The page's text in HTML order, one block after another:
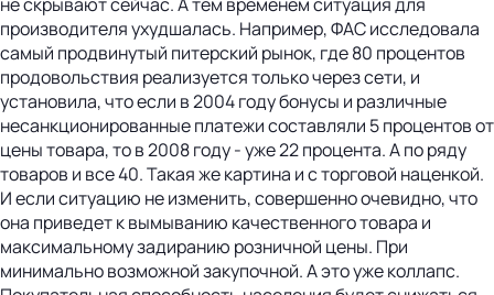
производителя ухудшалась. Например, ФАС исследовала
самый продвинутый питерский рынок, где 80 процентов
продовольствия реализуется только через сети, и
установила, что если в 2004 году бонусы и различные
несанкционированные платежи составляли 5 процентов от
цены товара, то в 2008 году - уже 22 процента. А по ряду
товаров и все 40. Такая же картина и с торговой наценкой.
И если ситуацию не изменить, совершенно очевидно, что
она приведет к вымыванию качественного товара и
максимальному задиранию розничной цены. При
минимально возможной закупочной. А это уже коллапс.